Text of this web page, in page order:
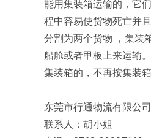
能用集装箱运输的，它
程中容易使货物死亡并
分割为两个货物 ，集装
船舱或者甲板上来运输
集装箱的，不再按集装
东莞市行通物流有限公司
联系人：胡小姐